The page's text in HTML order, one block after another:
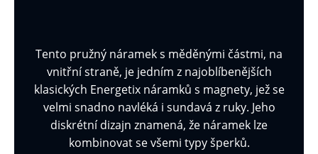
Tento pružný náramek s měděnými částmi, na
vnitřní straně, je jedním z najoblíbenějších
klasických Energetix náramků s magnety, jež se
velmi snadno navléká i sundavá z ruky. Jeho
diskrétní dizajn znamená, že náramek lze
kombinovat se všemi typy šperků.